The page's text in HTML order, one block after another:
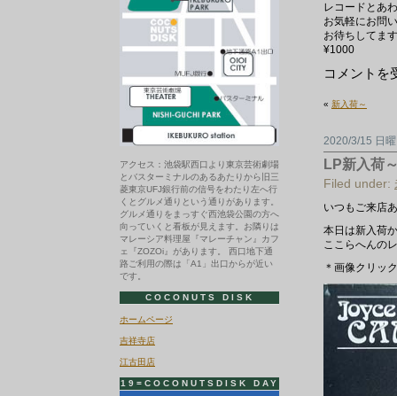
レコードとあ
お気軽にお問
お待ちしてます
¥1000
コ
ッ
ー
ト
作
り
し
は
コメントを
« 新入荷～
2020/3/15 日
LP新入荷
Filed under:
いつもご来店
本日は新入荷
ここらへんの
＊画像クリッ
アクセス：池袋駅西口より東京芸術劇場
とバスターミナルのあるあたりから旧三
菱東京UFJ銀行前の信号をわたり左へ行
くとグルメ通りという通りがあります。
グルメ通りをまっすぐ西池袋公園の方へ
向っていくと看板が見えます。お隣りは
マレーシア料理屋『マレーチャン』カフ
ェ『ZOZOi』があります。 西口地下通
路ご利用の際は「A1」出口からが近い
です。
COCONUTS DISK
ホームページ
吉祥寺店
江古田店
19=COCONUTSDISK DAY